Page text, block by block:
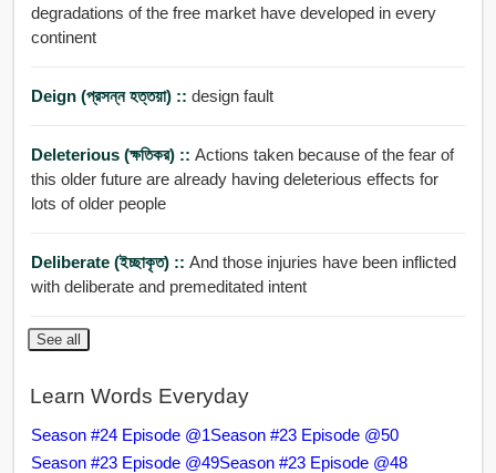
degradations of the free market have developed in every
continent
Deign (প্রসন্ন হত্তয়া) :: design fault
Deleterious (ক্ষতিকর) :: Actions taken because of the fear of
this older future are already having deleterious effects for
lots of older people
Deliberate (ইচ্ছাকৃত) :: And those injuries have been inflicted
with deliberate and premeditated intent
See all
Learn Words Everyday
Season #24 Episode @1Season #23 Episode @50
Season #23 Episode @49Season #23 Episode @48